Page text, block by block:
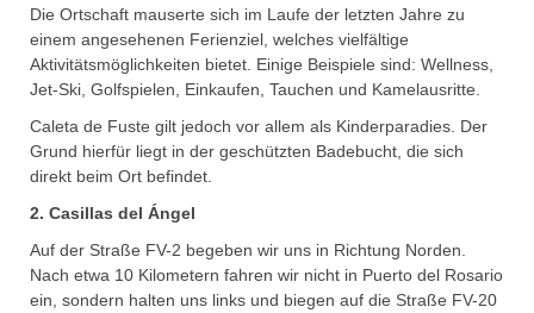
Die Ortschaft mauserte sich im Laufe der letzten Jahre zu
einem angesehenen Ferienziel, welches vielfältige
Aktivitätsmöglichkeiten bietet. Einige Beispiele sind: Wellness,
Jet-Ski, Golfspielen, Einkaufen, Tauchen und Kamelausritte.
Caleta de Fuste gilt jedoch vor allem als Kinderparadies. Der
Grund hierfür liegt in der geschützten Badebucht, die sich
direkt beim Ort befindet.
2. Casillas del Ángel
Auf der Straße FV-2 begeben wir uns in Richtung Norden.
Nach etwa 10 Kilometern fahren wir nicht in Puerto del Rosario
ein, sondern halten uns links und biegen auf die Straße FV-20